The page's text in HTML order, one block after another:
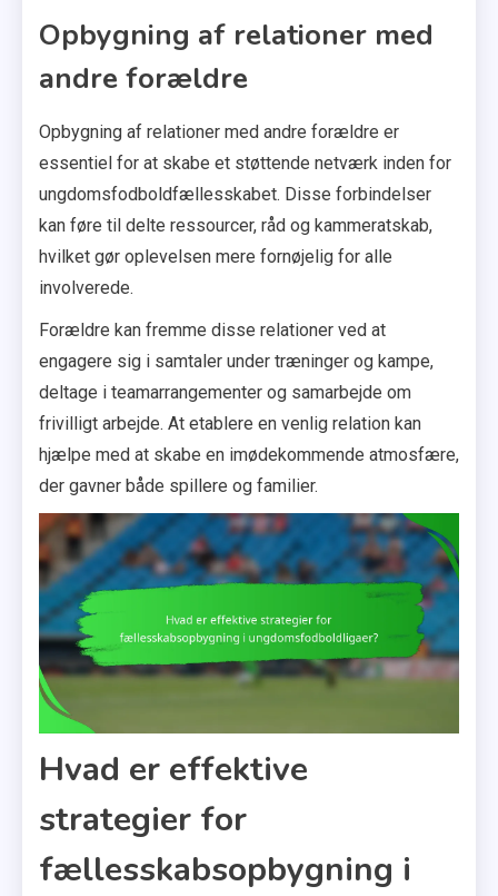
Opbygning af relationer med
andre forældre
Opbygning af relationer med andre forældre er
essentiel for at skabe et støttende netværk inden for
ungdomsfodboldfællesskabet. Disse forbindelser
kan føre til delte ressourcer, råd og kammeratskab,
hvilket gør oplevelsen mere fornøjelig for alle
involverede.
Forældre kan fremme disse relationer ved at
engagere sig i samtaler under træninger og kampe,
deltage i teamarrangementer og samarbejde om
frivilligt arbejde. At etablere en venlig relation kan
hjælpe med at skabe en imødekommende atmosfære,
der gavner både spillere og familier.
Hvad er effektive
strategier for
fællesskabsopbygning i